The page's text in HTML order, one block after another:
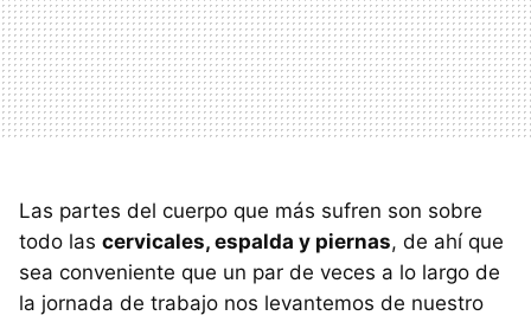
Las partes del cuerpo que más sufren son sobre
todo las cervicales, espalda y piernas, de ahí que
sea conveniente que un par de veces a lo largo de
la jornada de trabajo nos levantemos de nuestro